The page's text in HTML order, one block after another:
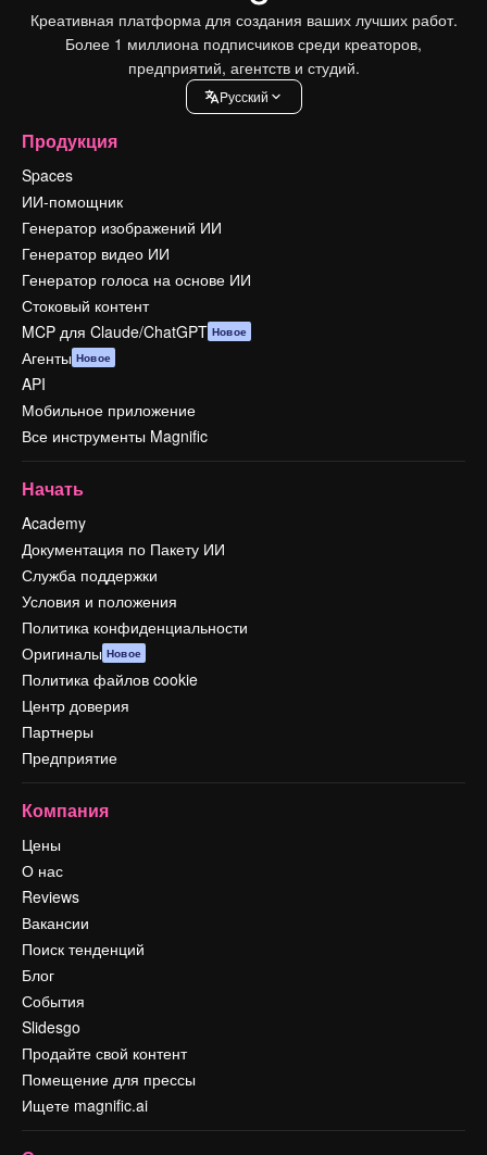
Креативная платформа для создания ваших лучших работ.
Более 1 миллиона подписчиков среди креаторов,
предприятий, агентств и студий.
Pусский
Продукция
Spaces
ИИ-помощник
Генератор изображений ИИ
Генератор видео ИИ
Генератор голоса на основе ИИ
Стоковый контент
MCP для Claude/ChatGPT Новое
Агенты Новое
API
Мобильное приложение
Все инструменты Magnific
Начать
Academy
Документация по Пакету ИИ
Служба поддержки
Условия и положения
Политика конфиденциальности
Оригиналы Новое
Политика файлов cookie
Центр доверия
Партнеры
Предприятие
Компания
Цены
О нас
Reviews
Вакансии
Поиск тенденций
Блог
События
Slidesgo
Продайте свой контент
Помещение для прессы
Ищете magnific.ai